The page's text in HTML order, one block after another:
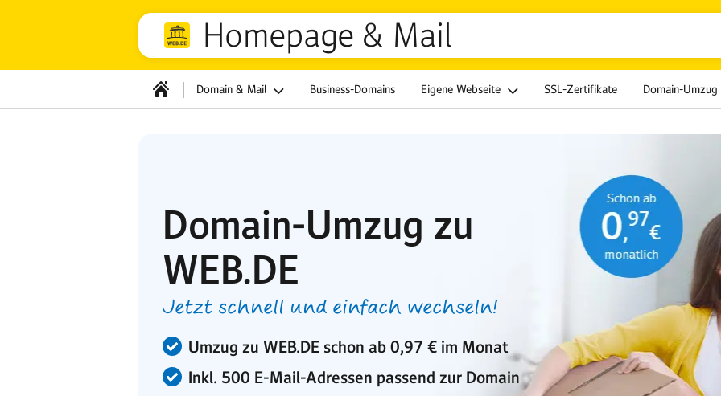
Homepage & Mail
Domain & Mail Business-Domains Eigene Webseite SSL-Zertifikate Domain-Umzug
Domain-Umzug zu
WEB.DE
Jetzt schnell und einfach wechseln!
Umzug zu WEB.DE schon ab 0,97 € im Monat
Inkl. 500 E-Mail-Adressen passend zur Domain